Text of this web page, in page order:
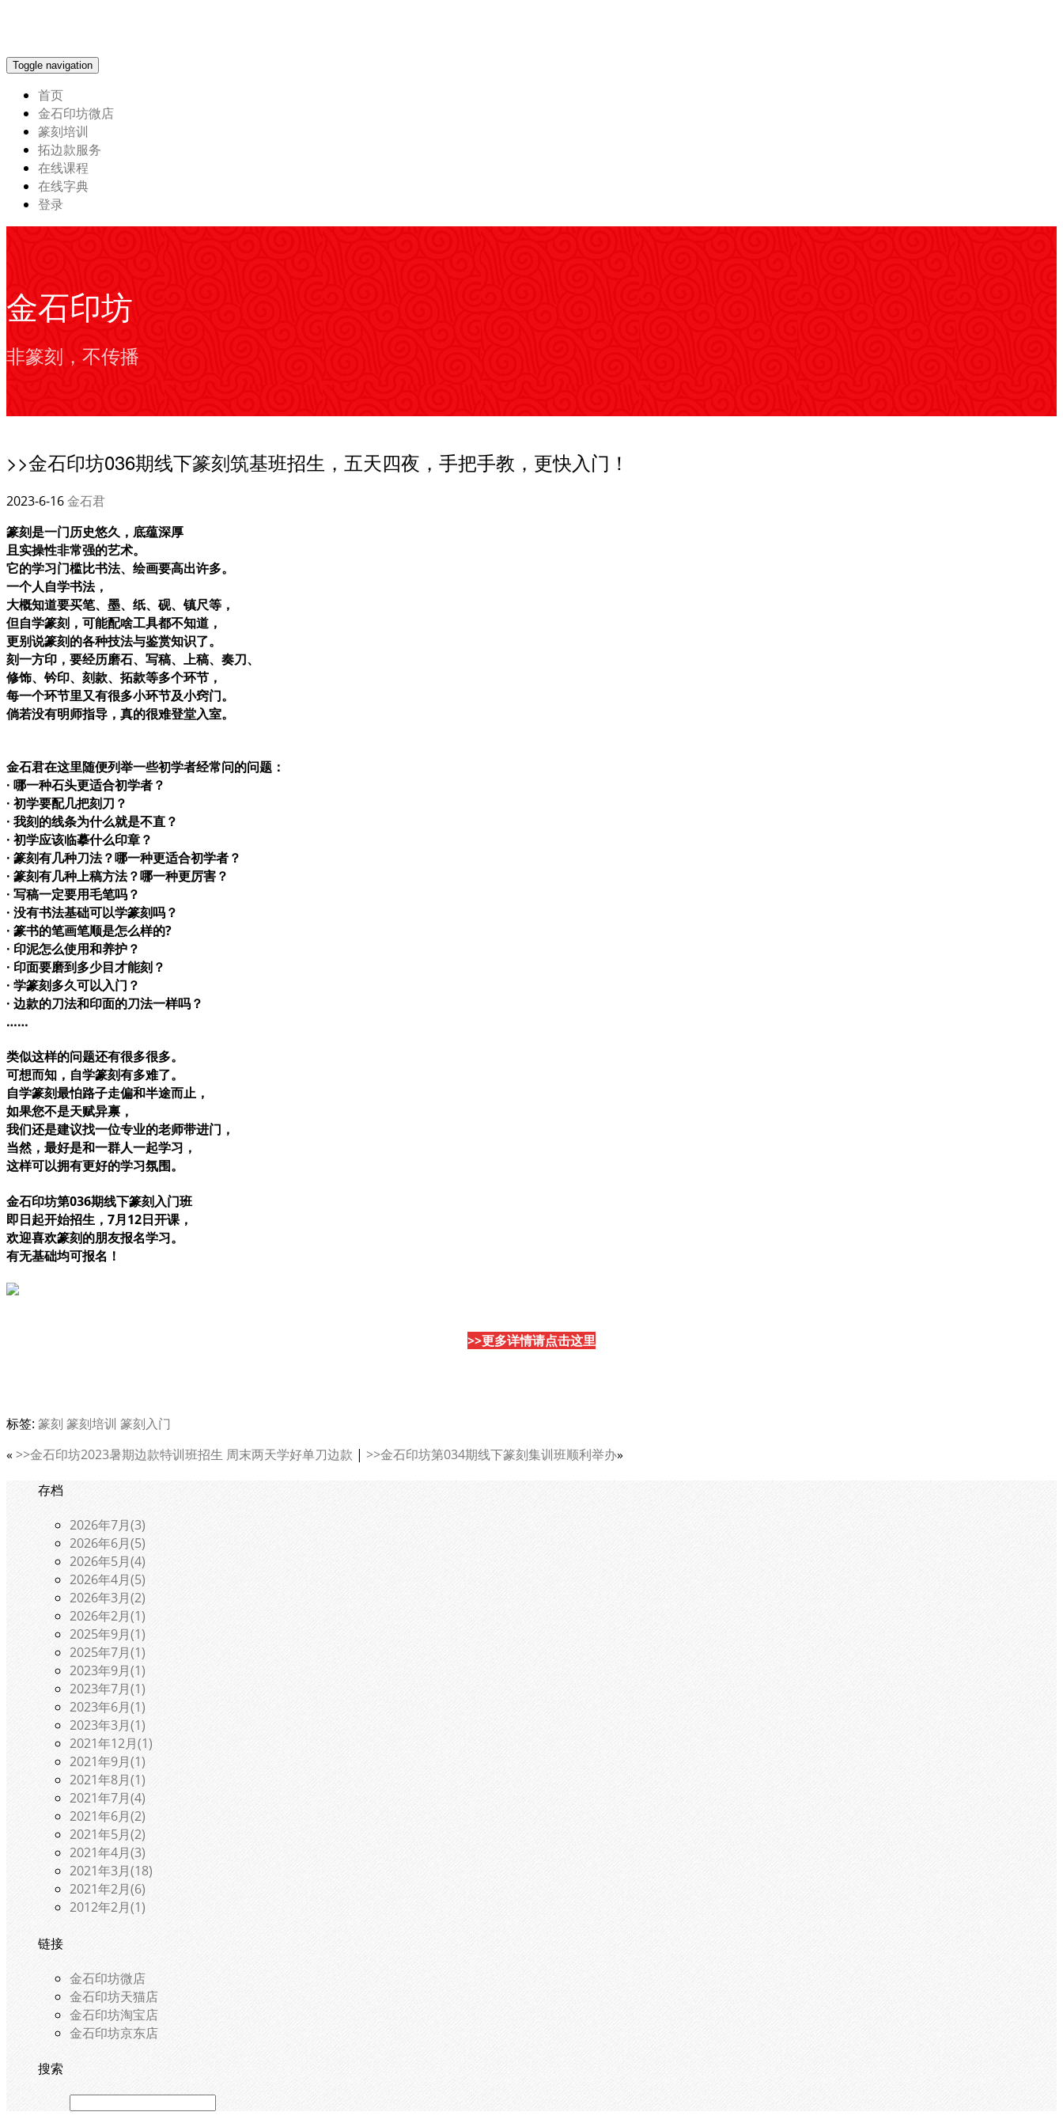
Toggle navigation
首页
金石印坊微店
篆刻培训
拓边款服务
在线课程
在线字典
登录
金石印坊
非篆刻，不传播
>>金石印坊036期线下篆刻筑基班招生，五天四夜，手把手教，更快入门！
2023-6-16金石君
篆刻是一门历史悠久，底蕴深厚
且实操性非常强的艺术。
它的学习门槛比书法、绘画要高出许多。
一个人自学书法，
大概知道要买笔、墨、纸、砚、镇尺等，
但自学篆刻，可能配啥工具都不知道，
更别说篆刻的各种技法与鉴赏知识了。
刻一方印，要经历磨石、写稿、上稿、奏刀、
修饰、钤印、刻款、拓款等多个环节，
每一个环节里又有很多小环节及小窍门。
倘若没有明师指导，真的很难登堂入室。
金石君在这里随便列举一些初学者经常问的问题：
· 哪一种石头更适合初学者？
· 初学要配几把刻刀？
· 我刻的线条为什么就是不直？
· 初学应该临摹什么印章？
· 篆刻有几种刀法？哪一种更适合初学者？
· 篆刻有几种上稿方法？哪一种更厉害？
· 写稿一定要用毛笔吗？
· 没有书法基础可以学篆刻吗？
· 篆书的笔画笔顺是怎么样的?
· 印泥怎么使用和养护？
· 印面要磨到多少目才能刻？
· 学篆刻多久可以入门？
· 边款的刀法和印面的刀法一样吗？
……
类似这样的问题还有很多很多。
可想而知，自学篆刻有多难了。
自学篆刻最怕路子走偏和半途而止，
如果您不是天赋异禀，
我们还是建议找一位专业的老师带进门，
当然，最好是和一群人一起学习，
这样可以拥有更好的学习氛围。
金石印坊第036期线下篆刻入门班
即日起开始招生，7月12日开课，
欢迎喜欢篆刻的朋友报名学习。
有无基础均可报名！
>>更多详情请点击这里
标签: 篆刻 篆刻培训 篆刻入门
« >>金石印坊2023暑期边款特训班招生 周末两天学好单刀边款 | >>金石印坊第034期线下篆刻集训班顺利举办»
存档
2026年7月(3)
2026年6月(5)
2026年5月(4)
2026年4月(5)
2026年3月(2)
2026年2月(1)
2025年9月(1)
2025年7月(1)
2023年9月(1)
2023年7月(1)
2023年6月(1)
2023年3月(1)
2021年12月(1)
2021年9月(1)
2021年8月(1)
2021年7月(4)
2021年6月(2)
2021年5月(2)
2021年4月(3)
2021年3月(18)
2021年2月(6)
2012年2月(1)
链接
金石印坊微店
金石印坊天猫店
金石印坊淘宝店
金石印坊京东店
搜索